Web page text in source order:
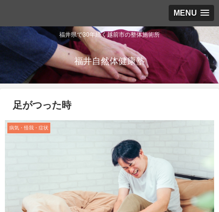
MENU
福井県で30年続く越前市の整体施術所
福井自然体健康塾
足がつった時
病気・怪我・症状